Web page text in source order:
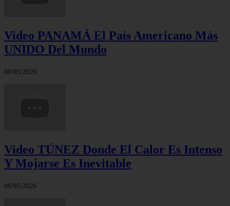
Video PANAMÁ El País Americano Más
UNIDO Del Mundo
06/05/2026
Video TÚNEZ Donde El Calor Es Intenso
Y Mojarse Es Inevitable
06/05/2026